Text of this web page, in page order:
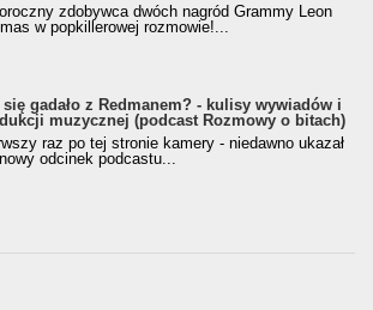
zdobywca dwóch nagród Grammy Leon
w popkillerowej rozmowie!...
się gadało z Redmanem? - kulisy wywiadów i
muzycznej (podcast Rozmowy o bitach)
raz po tej stronie kamery - niedawno ukazał
odcinek podcastu...